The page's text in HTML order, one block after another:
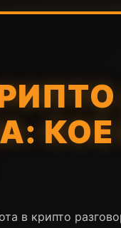
в крипто